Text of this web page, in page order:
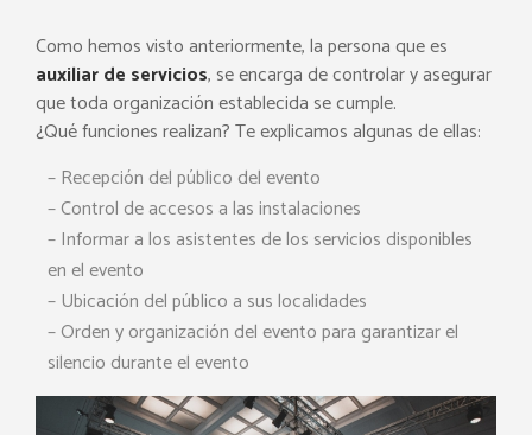
Como hemos visto anteriormente, la persona que es
auxiliar de servicios, se encarga de controlar y asegurar
que toda organización establecida se cumple.
¿Qué funciones realizan? Te explicamos algunas de ellas:
– Recepción del público del evento
– Control de accesos a las instalaciones
– Informar a los asistentes de los servicios disponibles
en el evento
– Ubicación del público a sus localidades
– Orden y organización del evento para garantizar el
silencio durante el evento